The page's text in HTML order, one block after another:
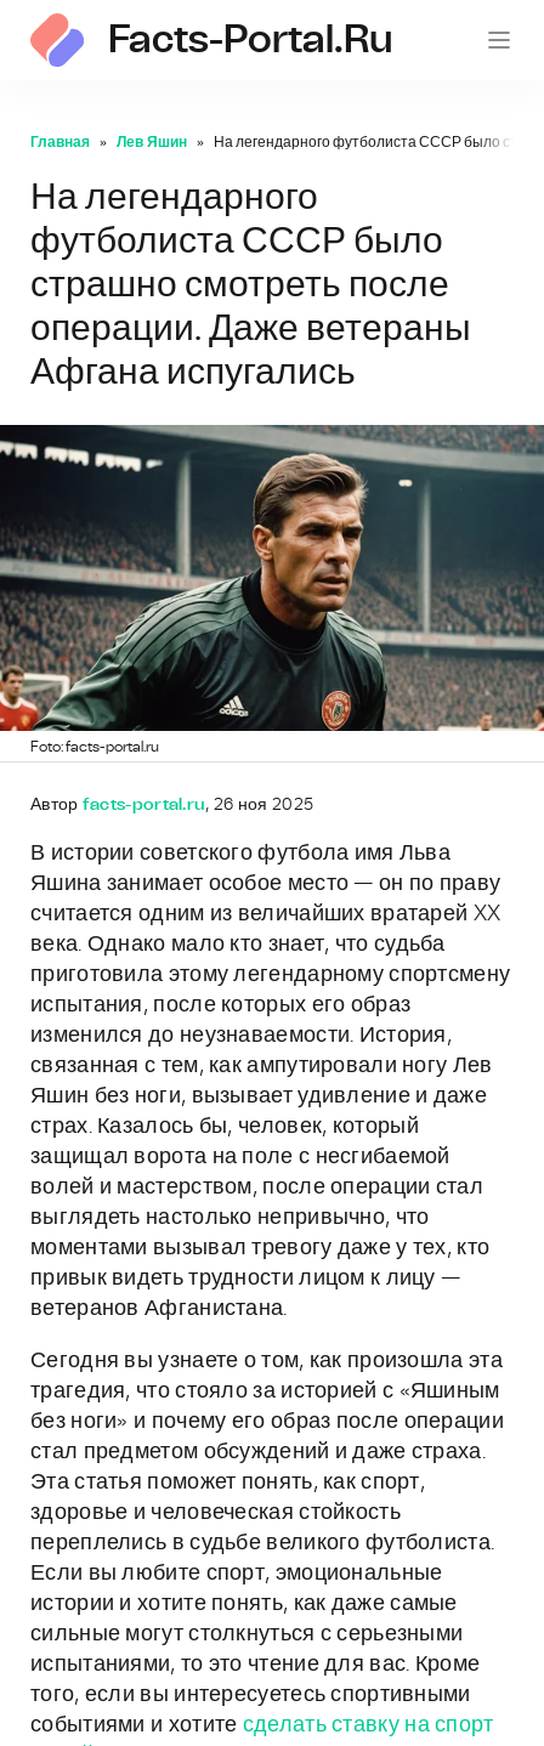
Facts-Portal.ru
Главная Лев Яшин На легендарного футболиста СССР было
На легендарного
футболиста СССР было
страшно смотреть после
операции. Даже ветераны
Афгана испугались
Foto: facts-portal.ru
Автор facts-portal.ru, 26 ноя 2025
В истории советского футбола имя Льва
Яшина занимает особое место — он по праву
считается одним из величайших вратарей XX
века. Однако мало кто знает, что судьба
приготовила этому легендарному спортсмену
испытания, после которых его образ
изменился до неузнаваемости. История,
связанная с тем, как ампутировали ногу Лев
Яшин без ноги, вызывает удивление и даже
страх. Казалось бы, человек, который
защищал ворота на поле с несгибаемой
волей и мастерством, после операции стал
выглядеть настолько непривычно, что
моментами вызывал тревогу даже у тех, кто
привык видеть трудности лицом к лицу —
ветеранов Афганистана.
Сегодня вы узнаете о том, как произошла эта
трагедия, что стояло за историей с «Яшиным
без ноги» и почему его образ после операции
стал предметом обсуждений и даже страха.
Эта статья поможет понять, как спорт,
здоровье и человеческая стойкость
переплелись в судьбе великого футболиста.
Если вы любите спорт, эмоциональные
истории и хотите понять, как даже самые
сильные могут столкнуться с серьезными
испытаниями, то это чтение для вас. Кроме
того, если вы интересуетесь спортивными
событиями и хотите сделать ставку на спорт